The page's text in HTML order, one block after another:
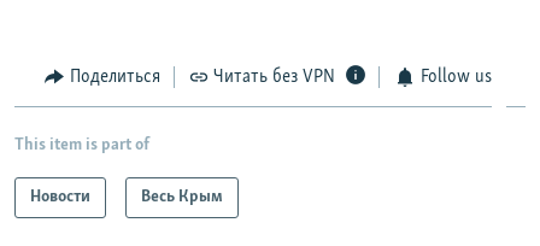
Поделиться Читать без VPN Follow us
This item is part of
Новости Весь Крым